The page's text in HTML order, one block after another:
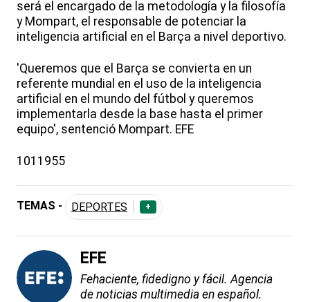
será el encargado de la metodología y la filosofía
y Mompart, el responsable de potenciar la
inteligencia artificial en el Barça a nivel deportivo.
'Queremos que el Barça se convierta en un
referente mundial en el uso de la inteligencia
artificial en el mundo del fútbol y queremos
implementarla desde la base hasta el primer
equipo', sentenció Mompart. EFE
1011955
TEMAS - DEPORTES +
EFE
Fehaciente, fidedigno y fácil. Agencia
de noticias multimedia en español.